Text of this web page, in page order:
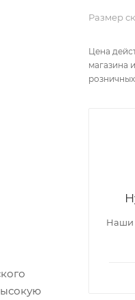
Размер
Цена
магазина
Наши